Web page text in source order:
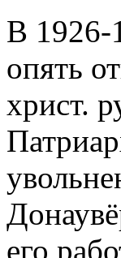
В 1926-
опять
христ.
его